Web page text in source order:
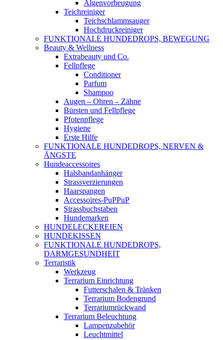
Algenvorbeugung
Teichreiniger
Teichschlammsauger
Hochdruckreiniger
FUNKTIONALE HUNDEDROPS, BEWEGUNG
Beauty & Wellness
Extrabeauty und Co.
Fellpflege
Conditioner
Parfum
Shampoo
Augen – Ohren – Zähne
Bürsten und Fellpflege
Pfotenpflege
Hygiene
Erste Hilfe
FUNKTIONALE HUNDEDROPS, NERVEN &
ÄNGSTE
Hundeaccessoires
Halsbandanhänger
Strassverzierungen
Haarspangen
Accessoires-PuPPuP
Strassbuchstaben
Hundemarken
HUNDELECKEREIEN
HUNDEKISSEN
FUNKTIONALE HUNDEDROPS,
DARMGESUNDHEIT
Terraristik
Werkzeug
Terrarium Einrichtung
Futterschalen & Tränken
Terrarium Bodengrund
Terrariumrückwand
Terrarium Beleuchtung
Lampenzubehör
Leuchtmittel